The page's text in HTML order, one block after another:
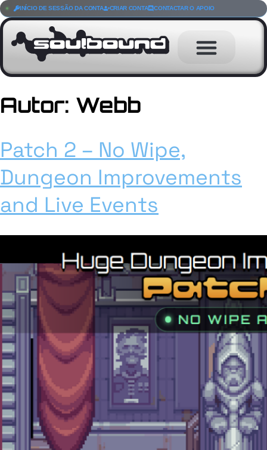
INÍCIO DE SESSÃO DA CONTA CRIAR CONTA CONTACTAR O APOIO
Autor: Webb
Patch 2 – No Wipe,
Dungeon Improvements
and Live Events